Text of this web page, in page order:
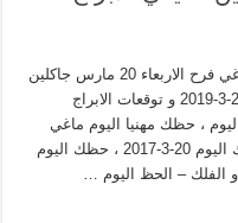
ابراج اليوم 20-3-2019 حظ برجك اليوم ماغي فرح الاربعاء 20 مارس جاكلين
عقيقي الابراج اليومية 2019 برجك اليوم 20-3-2019 و توقعات الابراج
، حظك مهنيا اليوم ماغي
فرح، حظك اليوم الاربعاء 20-3-2019 ,حظك اليوم 20-3-2017 ، حظك اليوم